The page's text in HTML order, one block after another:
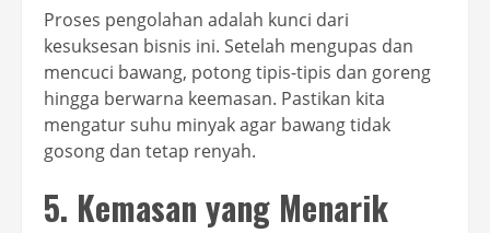
Proses pengolahan adalah kunci dari
kesuksesan bisnis ini. Setelah mengupas dan
mencuci bawang, potong tipis-tipis dan goreng
hingga berwarna keemasan. Pastikan kita
mengatur suhu minyak agar bawang tidak
gosong dan tetap renyah.
5. Kemasan yang Menarik